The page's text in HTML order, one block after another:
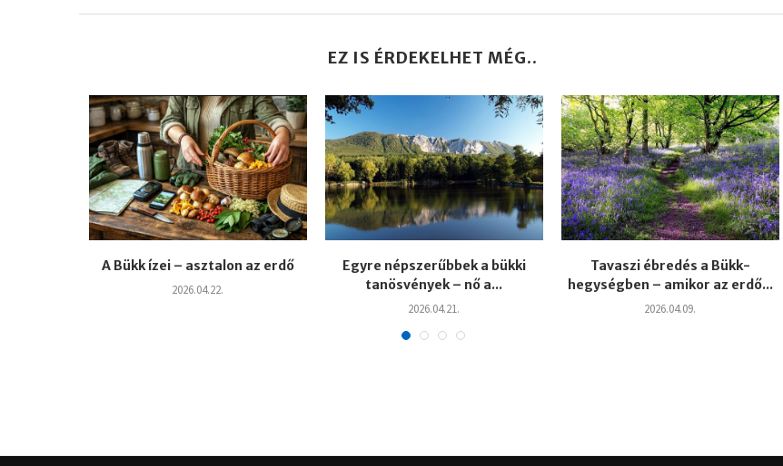
EZ IS ÉRDEKELHET MÉG..
A Bükk ízei – asztalon az erdő
2026.04.22.
Egyre népszerűbbek a bükki
tanösvények – nő a...
2026.04.21.
Tavaszi ébredés a Bükk-
hegységben – amikor az erdő...
2026.04.09.